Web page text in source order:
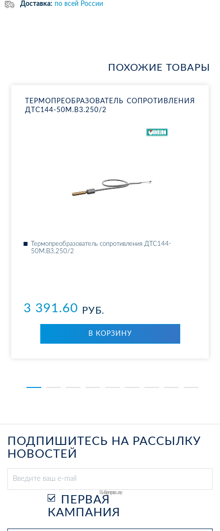
Доставка: по всей России
ПОХОЖИЕ ТОВАРЫ
ТЕР­МО­ПРЕ­ОБ­РА­ЗО­ВА­ТЕЛЬ СО­ПРО­ТИВ­ЛЕ­НИЯ
ДТ­С144-50М.В3.250/2
Тер­мо­пре­об­ра­зо­ва­тель со­про­тив­ле­ния ДТ­С144-
50М.В3.250/2
3 391.60 РУБ.
В КОР­ЗИ­НУ
ПОДПИШИТЕСЬ НА РАССЫЛКУ
НОВОСТЕЙ
Выберите рассылку
ПЕРВАЯ
КАМПАНИЯ